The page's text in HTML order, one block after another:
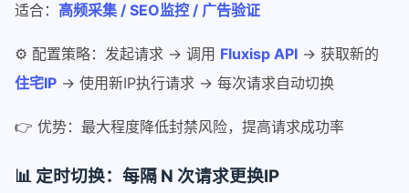
适合： 高频采集 / SEO监控 / 广告验证
⚙️ 配置策略：发起请求 → 调用 Fluxisp API → 获取新的
住宅IP → 使用新IP执行请求 → 每次请求自动切换
👉 优势：最大程度降低封禁风险，提高请求成功率
📊 定时切换：每隔 N 次请求更换IP